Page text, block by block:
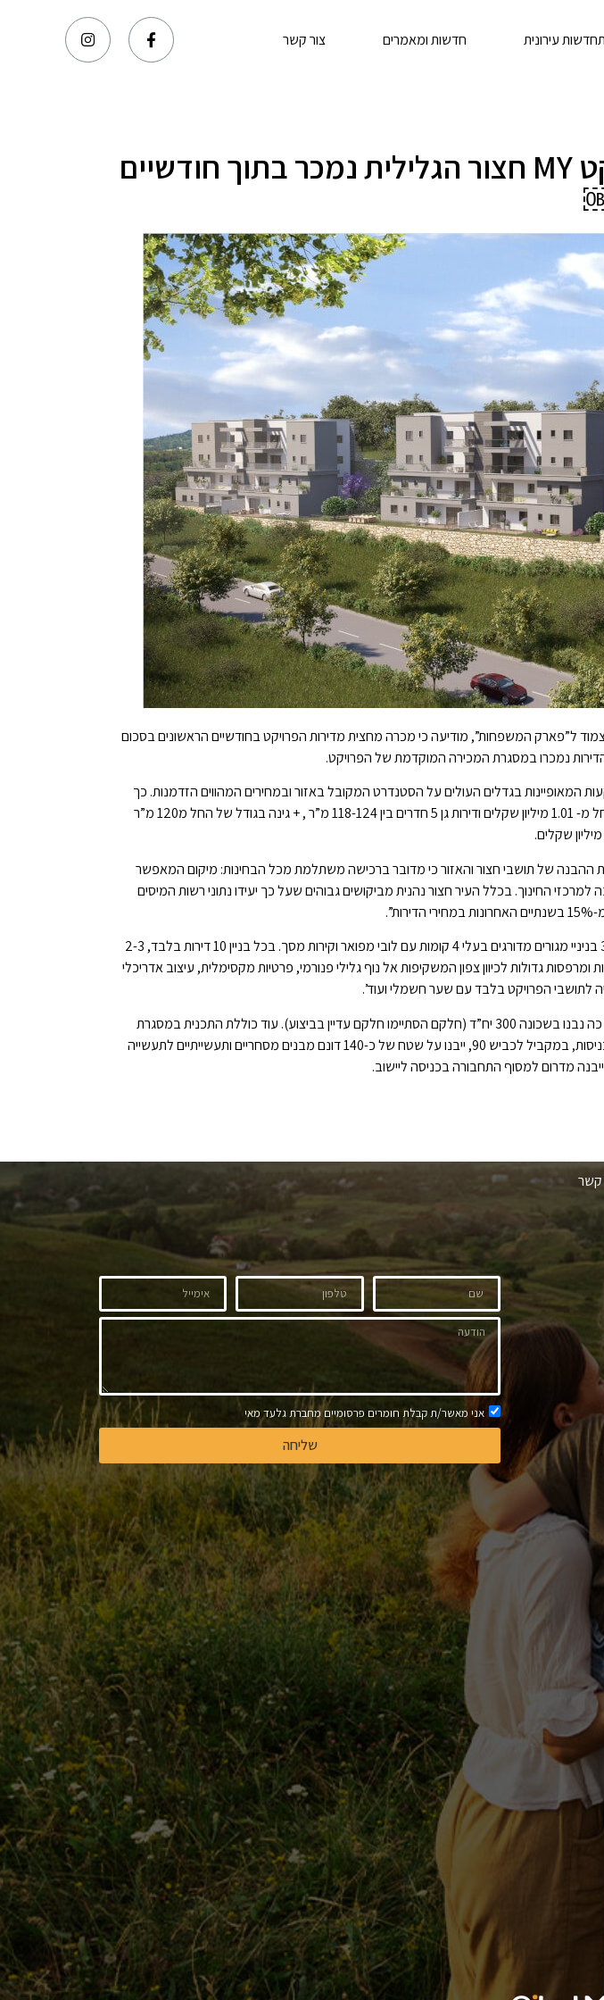
עירונית חדשות ומאמרים צור קשר
חברת גלעד מאי מדווחת: כמחצית פרויקט MY חצור הגלילית נמכר בתוך חודשיים
ל”פארק המשפחות”, מודיעה כי מכרה מחצית מדירות הפרויקט בחודשיים הראשונים בסכום
המאופיינות בגדלים העולים על הסטנדרט המקובל באזור ובמחירים המהווים הזדמנות. כך
למשל: דירות מיני פנטהאוז בגודל 114 + מרפסת בגודל 34 וגינה של כ 30 מ”ר במחיר של החל מ- 1.01 מיליון שקלים ודירות גן 5 חדרים בין 118-124 מ”ר , + גינה בגודל של החל מ120 מ”ר
ההבנה של תושבי חצור והאזור כי מדובר ברכישה משתלמת מכל הבחינות: מיקום המאפשר
החינוך. בכלל העיר חצור נהנית מביקושים גבוהים שעל כך יעידו נתוני רשות המיסים
שתוכנן על ידי “ליעד אדריכלים” כולל מתחם מגורים פרטי הכולל 3 בניניי מגורים מדורגים בעלי 4 קומות עם לובי מפואר וקירות מסך. בכל בניין 10 דירות בלבד, 2-3
גדולות לכיוון צפון המשקיפות אל נוף גלילי פנורמי, פרטיות מקסימלית, עיצוב אדריכלי
לתושבי הפרויקט בלבד עם שער חשמלי ועוד’.
שכונת הבוסתן הנבנית בימים אלה, מהווה חלק מתכנית מתאר כוללת לחצור הגלילית כשעד כה נבנו בשכונה 300 יח”ד (חלקם הסתיימו חלקם עדיין בביצוע). עוד כוללת התכנית במסגרת
התוכנית תיסלל כניסה נוספת, מצומת מחניים, כשני קילומטרים מהכניסה הנוכחית. בין שתי הכניסות, במקביל לכביש 90, ייבנו על שטח של כ-140 דונם מבנים מסחריים ותעשייתיים לתעשייה
ייבנה מדרום למסוף התחבורה בכניסה ליישוב.
קשר
אני מאשר/ת קבלת חומרים פרסומיים מחברת גלעד מאי
שליחה